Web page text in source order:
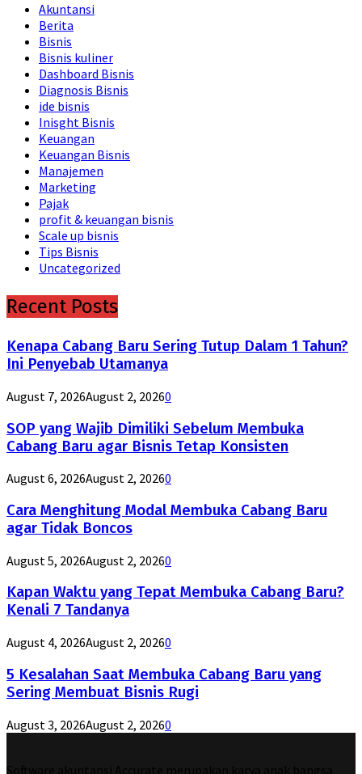
Akuntansi
Berita
Bisnis
Bisnis kuliner
Dashboard Bisnis
Diagnosis Bisnis
ide bisnis
Inisght Bisnis
Keuangan
Keuangan Bisnis
Manajemen
Marketing
Pajak
profit & keuangan bisnis
Scale up bisnis
Tips Bisnis
Uncategorized
Recent Posts
Kenapa Cabang Baru Sering Tutup Dalam 1 Tahun?
Ini Penyebab Utamanya
August 7, 2026August 2, 20260
SOP yang Wajib Dimiliki Sebelum Membuka
Cabang Baru agar Bisnis Tetap Konsisten
August 6, 2026August 2, 20260
Cara Menghitung Modal Membuka Cabang Baru
agar Tidak Boncos
August 5, 2026August 2, 20260
Kapan Waktu yang Tepat Membuka Cabang Baru?
Kenali 7 Tandanya
August 4, 2026August 2, 20260
5 Kesalahan Saat Membuka Cabang Baru yang
Sering Membuat Bisnis Rugi
August 3, 2026August 2, 20260